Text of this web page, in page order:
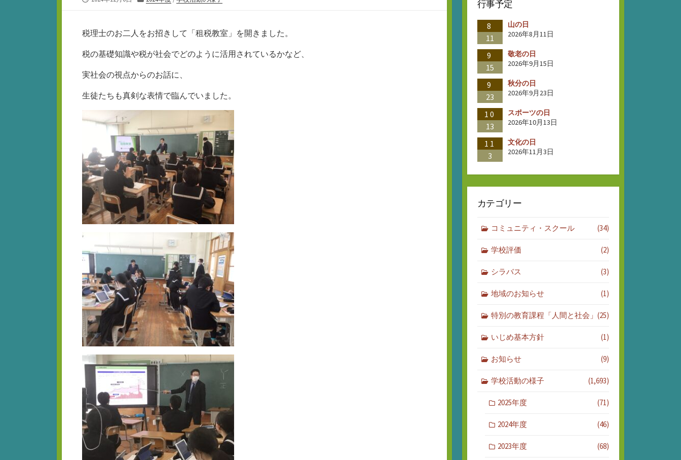
リ
ー
税理士のお二人をお招きして「租税教室」を開きました。
税の基礎知識や税が社会でどのように活用されているかなど、
実社会の視点からのお話に、
生徒たちも真剣な表情で臨んでいました。
行事予定
8
11
山の日
2026年8月11日
9
15
敬老の日
2026年9月15日
9
23
秋分の日
2026年9月23日
10
13
スポーツの日
2026年10月13日
11
3
文化の日
2026年11月3日
カテゴリー
コミュニティ・スクール (34)
学校評価 (2)
シラバス (3)
地域のお知らせ (1)
特別の教育課程「人間と社会」 (25)
いじめ基本方針 (1)
お知らせ (9)
学校活動の様子 (1,693)
2025年度 (71)
2024年度 (46)
2023年度 (68)